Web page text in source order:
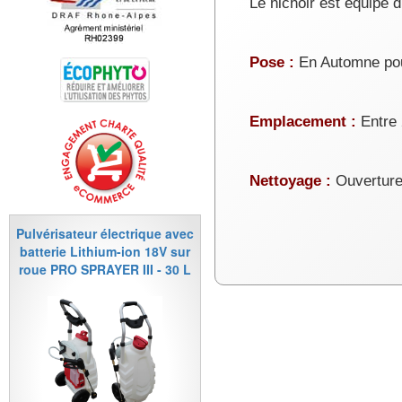
Pulvérisateur électrique avec
batterie Lithium-ion 18V sur
roue PRO SPRAYER III - 30 L
Pose : En Automne
Emplacement : Entre
Nettoyage :